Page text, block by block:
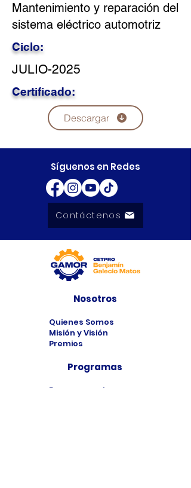
Mantenimiento y reparación del
sistema eléctrico automotriz
Ciclo:
JULIO-2025
Certificado:
Descargar
Síguenos en Redes
Contáctenos
Nosotros
Quienes Somos
Misión y Visión
Premios
Programas
Programas de